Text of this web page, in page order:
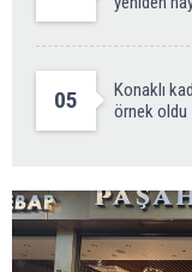
05
Konaklı
örnek oldu